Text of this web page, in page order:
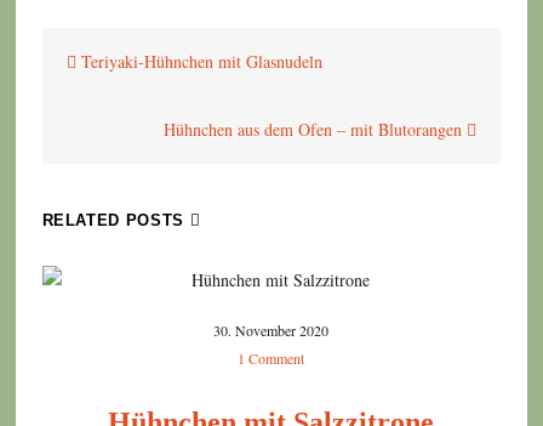
Teriyaki-Hühnchen mit Glasnudeln
Hühnchen aus dem Ofen – mit Blutorangen
RELATED POSTS
30. November 2020
1 Comment